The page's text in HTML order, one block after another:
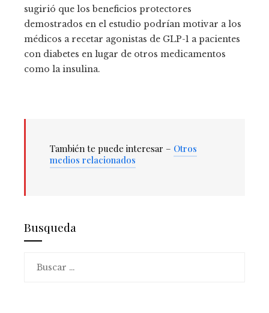
sugirió que los beneficios protectores
demostrados en el estudio podrían motivar a los
médicos a recetar agonistas de GLP-1 a pacientes
con diabetes en lugar de otros medicamentos
como la insulina.
También te puede interesar – Otros
medios relacionados
Busqueda